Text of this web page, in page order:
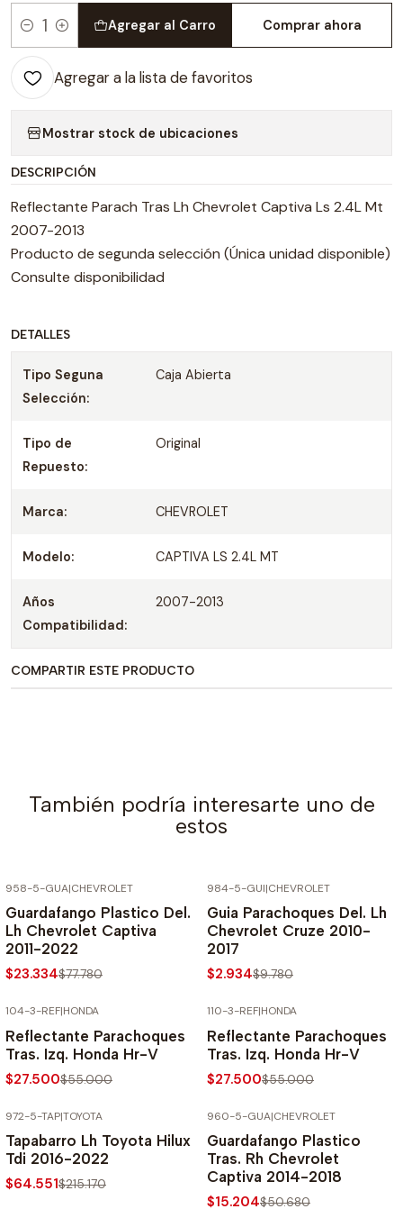
Cantidad
Agregar al Carro Comprar ahora
Agregar a la lista de favoritos
Mostrar stock de ubicaciones
DESCRIPCIÓN
Reflectante Parach Tras Lh Chevrolet Captiva Ls 2.4L Mt
2007-2013
Producto de segunda selección (Única unidad disponible)
Consulte disponibilidad
DETALLES
Tipo Seguna
Selección:
Caja Abierta
Tipo de
Repuesto:
Original
Marca: CHEVROLET
Modelo: CAPTIVA LS 2.4L MT
Años
Compatibilidad:
2007-2013
COMPARTIR ESTE PRODUCTO
También podría interesarte uno de
estos
958-5-GUA|CHEVROLET
Guardafango Plastico Del.
Lh Chevrolet Captiva
2011-2022
$23.334$77.780
984-5-GUI|CHEVROLET
Guia Parachoques Del. Lh
Chevrolet Cruze 2010-
2017
$2.934$9.780
104-3-REF|HONDA
Reflectante Parachoques
Tras. Izq. Honda Hr-V
$27.500$55.000
110-3-REF|HONDA
Reflectante Parachoques
Tras. Izq. Honda Hr-V
$27.500$55.000
972-5-TAP|TOYOTA
Tapabarro Lh Toyota Hilux
Tdi 2016-2022
$64.551$215.170
960-5-GUA|CHEVROLET
Guardafango Plastico
Tras. Rh Chevrolet
Captiva 2014-2018
$15.204$50.680